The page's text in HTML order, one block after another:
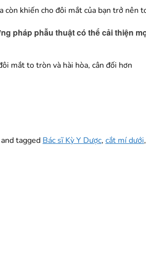
khiến cho đôi mắt của bạn trở nên
pháp phẫu thuật có thể cải thiện
mắt to tròn và hài hòa, cân đối hơn
and tagged Bác sĩ Kỳ Y Dược, cắt mí dưới,